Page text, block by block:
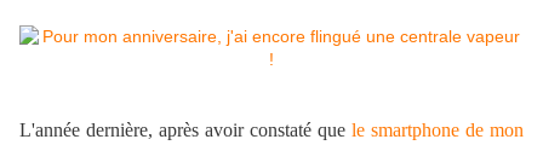
L'année dernière, après avoir constaté que le smartphone de mon